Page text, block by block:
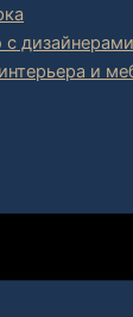
с
и